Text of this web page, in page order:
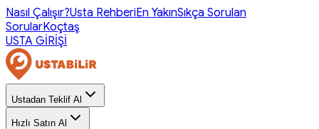
Nasıl Çalışır?Usta RehberiEn YakınSıkça Sorulan
SorularKoçtaş
USTA GİRİŞİ
Ustadan Teklif Al
Hızlı Satın Al